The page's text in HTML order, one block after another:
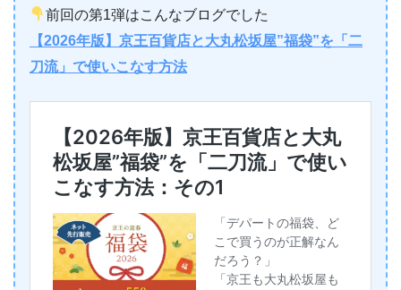
前回の第1弾はこんなブログでした
【2026年版】京王百貨店と大丸松坂屋”福袋”を「二
刀流」で使いこなす方法